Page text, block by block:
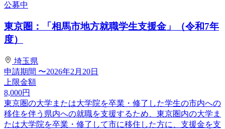
公募中
東京圏：「相馬市地方就職学生支援金」（令和7年
度）
埼玉県
申請期間 〜2026年2月20日
上限金額
8,000円
東京圏の大学または大学院を卒業・修了した学生の市内への
移住を伴う県内への就職を支援するため、東京圏内の大学ま
たは大学院を卒業・修了して市に移住した方に、支援金を支